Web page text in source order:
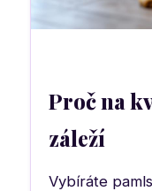
Proč na
záleží
Vybíráte